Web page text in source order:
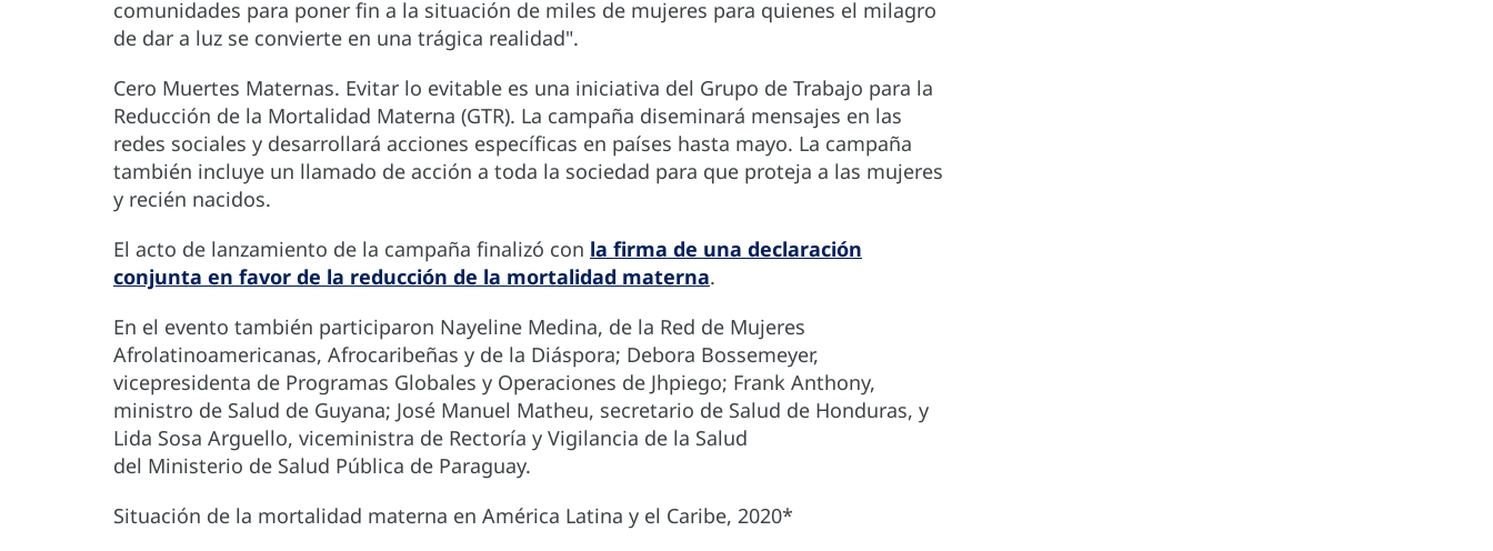
comunidades para poner fin a la situación de miles de mujeres para quienes el milagro
de dar a luz se convierte en una trágica realidad".
Cero Muertes Maternas. Evitar lo evitable es una iniciativa del Grupo de Trabajo para la
Reducción de la Mortalidad Materna (GTR). La campaña diseminará mensajes en las
redes sociales y desarrollará acciones específicas en países hasta mayo. La campaña
también incluye un llamado de acción a toda la sociedad para que proteja a las mujeres
y recién nacidos.
El acto de lanzamiento de la campaña finalizó con la firma de una declaración
conjunta en favor de la reducción de la mortalidad materna.
En el evento también participaron Nayeline Medina, de la Red de Mujeres
Afrolatinoamericanas, Afrocaribeñas y de la Diáspora; Debora Bossemeyer,
vicepresidenta de Programas Globales y Operaciones de Jhpiego; Frank Anthony,
ministro de Salud de Guyana; José Manuel Matheu, secretario de Salud de Honduras, y
Lida Sosa Arguello, viceministra de Rectoría y Vigilancia de la Salud
del Ministerio de Salud Pública de Paraguay.
Situación de la mortalidad materna en América Latina y el Caribe, 2020*